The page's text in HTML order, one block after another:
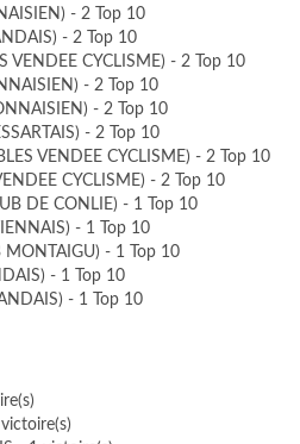
- 2 Top 10
- 2 Top 10
VENDEE CYCLISME) - 2 Top 10
- 2 Top 10
- 2 Top 10
- 2 Top 10
VENDEE CYCLISME) - 2 Top 10
CYCLISME) - 2 Top 10
DE CONLIE) - 1 Top 10
- 1 Top 10
MONTAIGU) - 1 Top 10
- 1 Top 10
- 1 Top 10